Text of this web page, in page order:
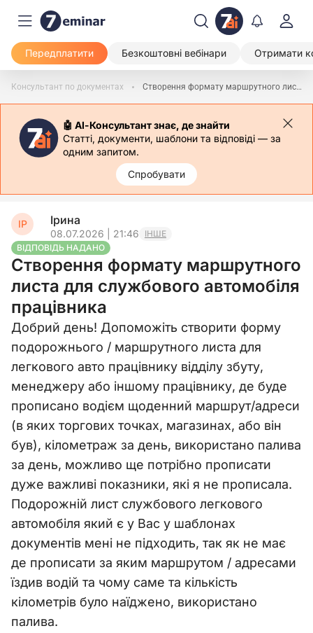
Передплатити Безкоштовні вебінари Отримати
Консультант по документах Створення формату маршрутного листа для службового автомобіля працівника
🤖 АІ-Консультант знає, де знайти
Статті, документи, шаблони та відповіді — за
одним запитом.
Спробувати
ІР Ірина
08.07.2026 | 21:46
ІНШЕ
ВІДПОВІДЬ НАДАНО
Створення формату маршрутного
листа для службового автомобіля
працівника
Добрий день! Допоможіть створити форму
подорожнього / маршрутного листа для
легкового авто працівнику відділу збуту,
менеджеру або іншому працівнику, де буде
прописано водієм щоденний маршрут/адреси
(в яких торгових точках, магазинах, або він
був), кілометраж за день, використано палива
за день, можливо ще потрібно прописати
дуже важливі показники, які я не прописала.
Подорожній лист службового легкового
автомобіля який є у Вас у шаблонах
документів мені не підходить, так як не має
де прописати за яким маршрутом / адресами
їздив водій та чому саме та кількість
кілометрів було наїджено, використано
палива.